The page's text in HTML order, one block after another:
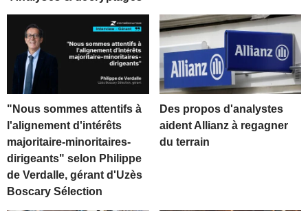
"Nous sommes attentifs à
l'alignement d'intérêts
majoritaire-minoritaires-
dirigeants" selon Philippe
de Verdalle, gérant d'Uzès
Boscary Sélection
Des propos d'analystes
aident Allianz à regagner
du terrain